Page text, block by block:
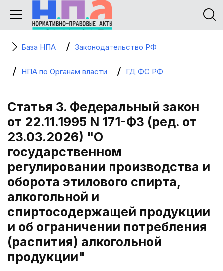
База НПА Законодательство РФ
НПА по Органам власти ГД ФС РФ
Статья 3. Федеральный закон
от 22.11.1995 N 171-ФЗ (ред. от
23.03.2026) "О
государственном
регулировании производства и
оборота этилового спирта,
алкогольной и
спиртосодержащей продукции
и об ограничении потребления
(распития) алкогольной
продукции"